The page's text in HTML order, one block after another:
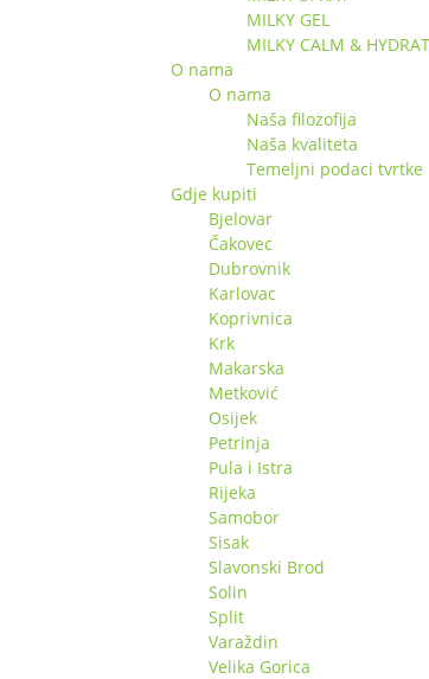
MILKY GEL
MILKY CALM &
O nama
O nama
Naša filozofija
Naša kvaliteta
Temeljni podaci tvrtke
Gdje kupiti
Bjelovar
Čakovec
Dubrovnik
Karlovac
Koprivnica
Krk
Makarska
Metković
Osijek
Petrinja
Pula i Istra
Rijeka
Samobor
Sisak
Slavonski Brod
Solin
Split
Varaždin
Velika Gorica